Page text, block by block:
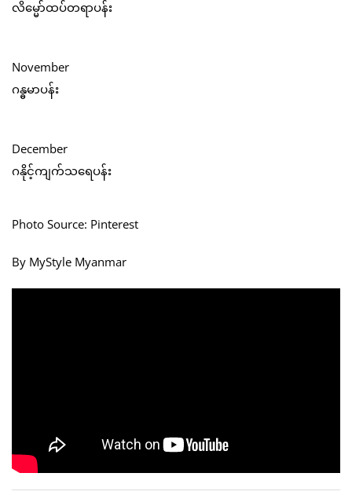
လိမ္မော်ထပ်တရာပန်း
November
ဂန္ဓမာပန်း
December
ဂနိုင့်ကျက်သရေပန်း
Photo Source: Pinterest
By MyStyle Myanmar